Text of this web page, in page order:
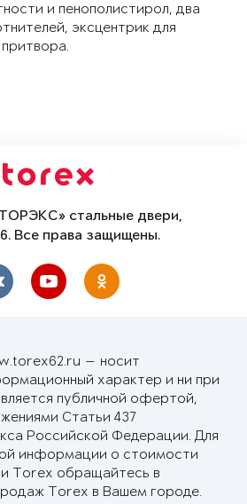
и пенополистирол, два
эксцентрик для
стальные двери,
Все права защищены.
— носит
характер и ни при
публичной офертой,
Статьи 437
Российской Федерации. Для
информации о стоимости
Torex обращайтесь в
Torex в Вашем городе.